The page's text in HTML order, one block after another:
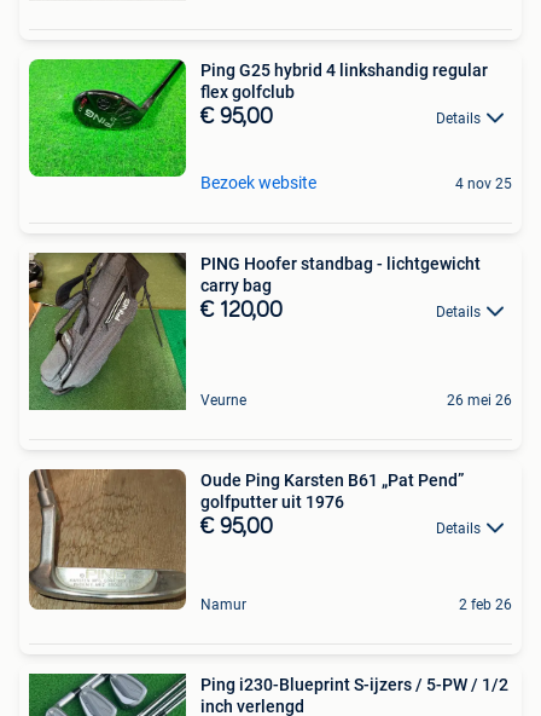
Ping G25 hybrid 4 linkshandig regular
flex golfclub
€ 95,00 Details
Bezoek website 4 nov 25
PING Hoofer standbag - lichtgewicht
carry bag
€ 120,00 Details
Veurne 26 mei 26
Oude Ping Karsten B61 „Pat Pend”
golfputter uit 1976
€ 95,00 Details
Namur 2 feb 26
Ping i230-Blueprint S-ijzers / 5-PW / 1/2
inch verlengd